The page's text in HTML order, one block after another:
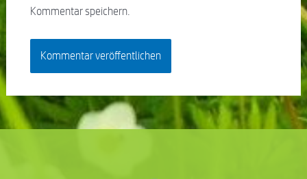
Kommentar speichern.